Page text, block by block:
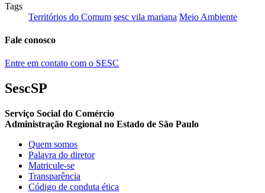
Tags
Territórios do Comum sesc vila mariana Meio Ambiente
Fale conosco
Entre em contato com o SESC
SescSP
Serviço Social do Comércio
Administração Regional no Estado de São Paulo
Quem somos
Palavra do diretor
Matricule-se
Transparência
Código de conduta ética